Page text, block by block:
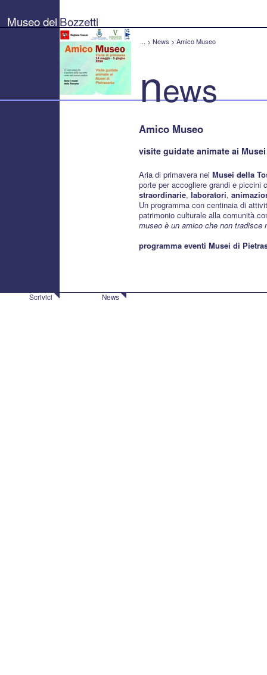
Bozzetti
"Pierluigi
Museo dei Bozzetti
... > News > Amico Museo
news
Amico Museo
visite guidate animate ai
Aria di primavera nei Musei della
porte per accogliere grandi e piccini
straordinarie, laboratori,
Un programma con centinaia di
patrimonio culturale alla comunità
museo è un amico che non tradisce
programma eventi Musei di
Scrivici News